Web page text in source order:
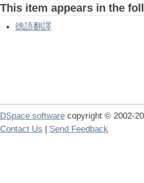
This item appears in the
德語翻譯
DSpace software copyright © 2002-
Contact Us | Send Feedback